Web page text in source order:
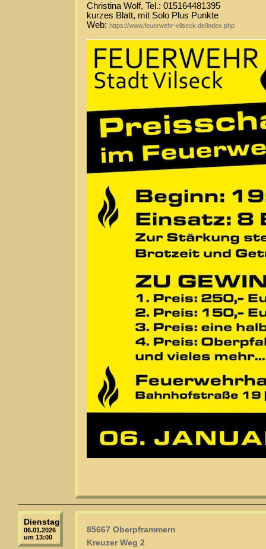
Christina Wolf, Tel.: 015164481395
kurzes Blatt, mit Solo Plus Punkte
Web: https://www.feuerwehr-vilseck.de/index.php
Dienstag
06.01.2026
um 13:00
85667 Oberpframmern
Kreuzer Weg 2